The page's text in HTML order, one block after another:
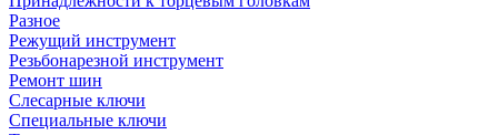
Разное
Режущий инструмент
Резьбонарезной инструмент
Ремонт шин
Слесарные ключи
Специальные ключи